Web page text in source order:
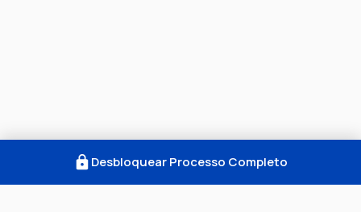
Desbloquear Processo Completo